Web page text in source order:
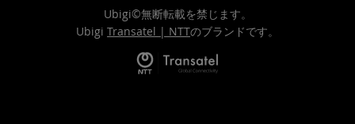
Ubigi©無断転載を禁じます。
Ubigi Transatel | NTTのブランドです。